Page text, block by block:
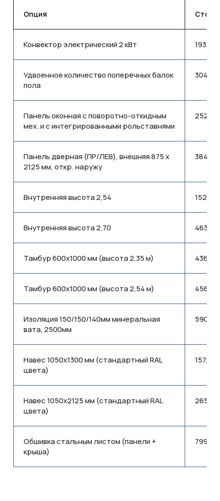
Опция
Конвектор электрический 2 кВт
Удвоенное количество поперечных балок
пола
Панель оконная с поворотно-откидным
мех. и с интегрированными рольставнями
Панель дверная (ПР/ЛЕВ), внешняя 875 x
2125 мм, откр. наружу
Внутренняя высота 2,54
Внутренняя высота 2,70
Тамбур 600x1000 мм (высота 2,35 м)
Тамбур 600x1000 мм (высота 2,54 м)
Изоляция 150/150/140мм минеральная
вата, 2500мм
Навес 1050x1300 мм (стандартный RAL
цвета)
Навес 1050x2125 мм (стандартный RAL
цвета)
Обшивка стальным листом (панели +
крыша)